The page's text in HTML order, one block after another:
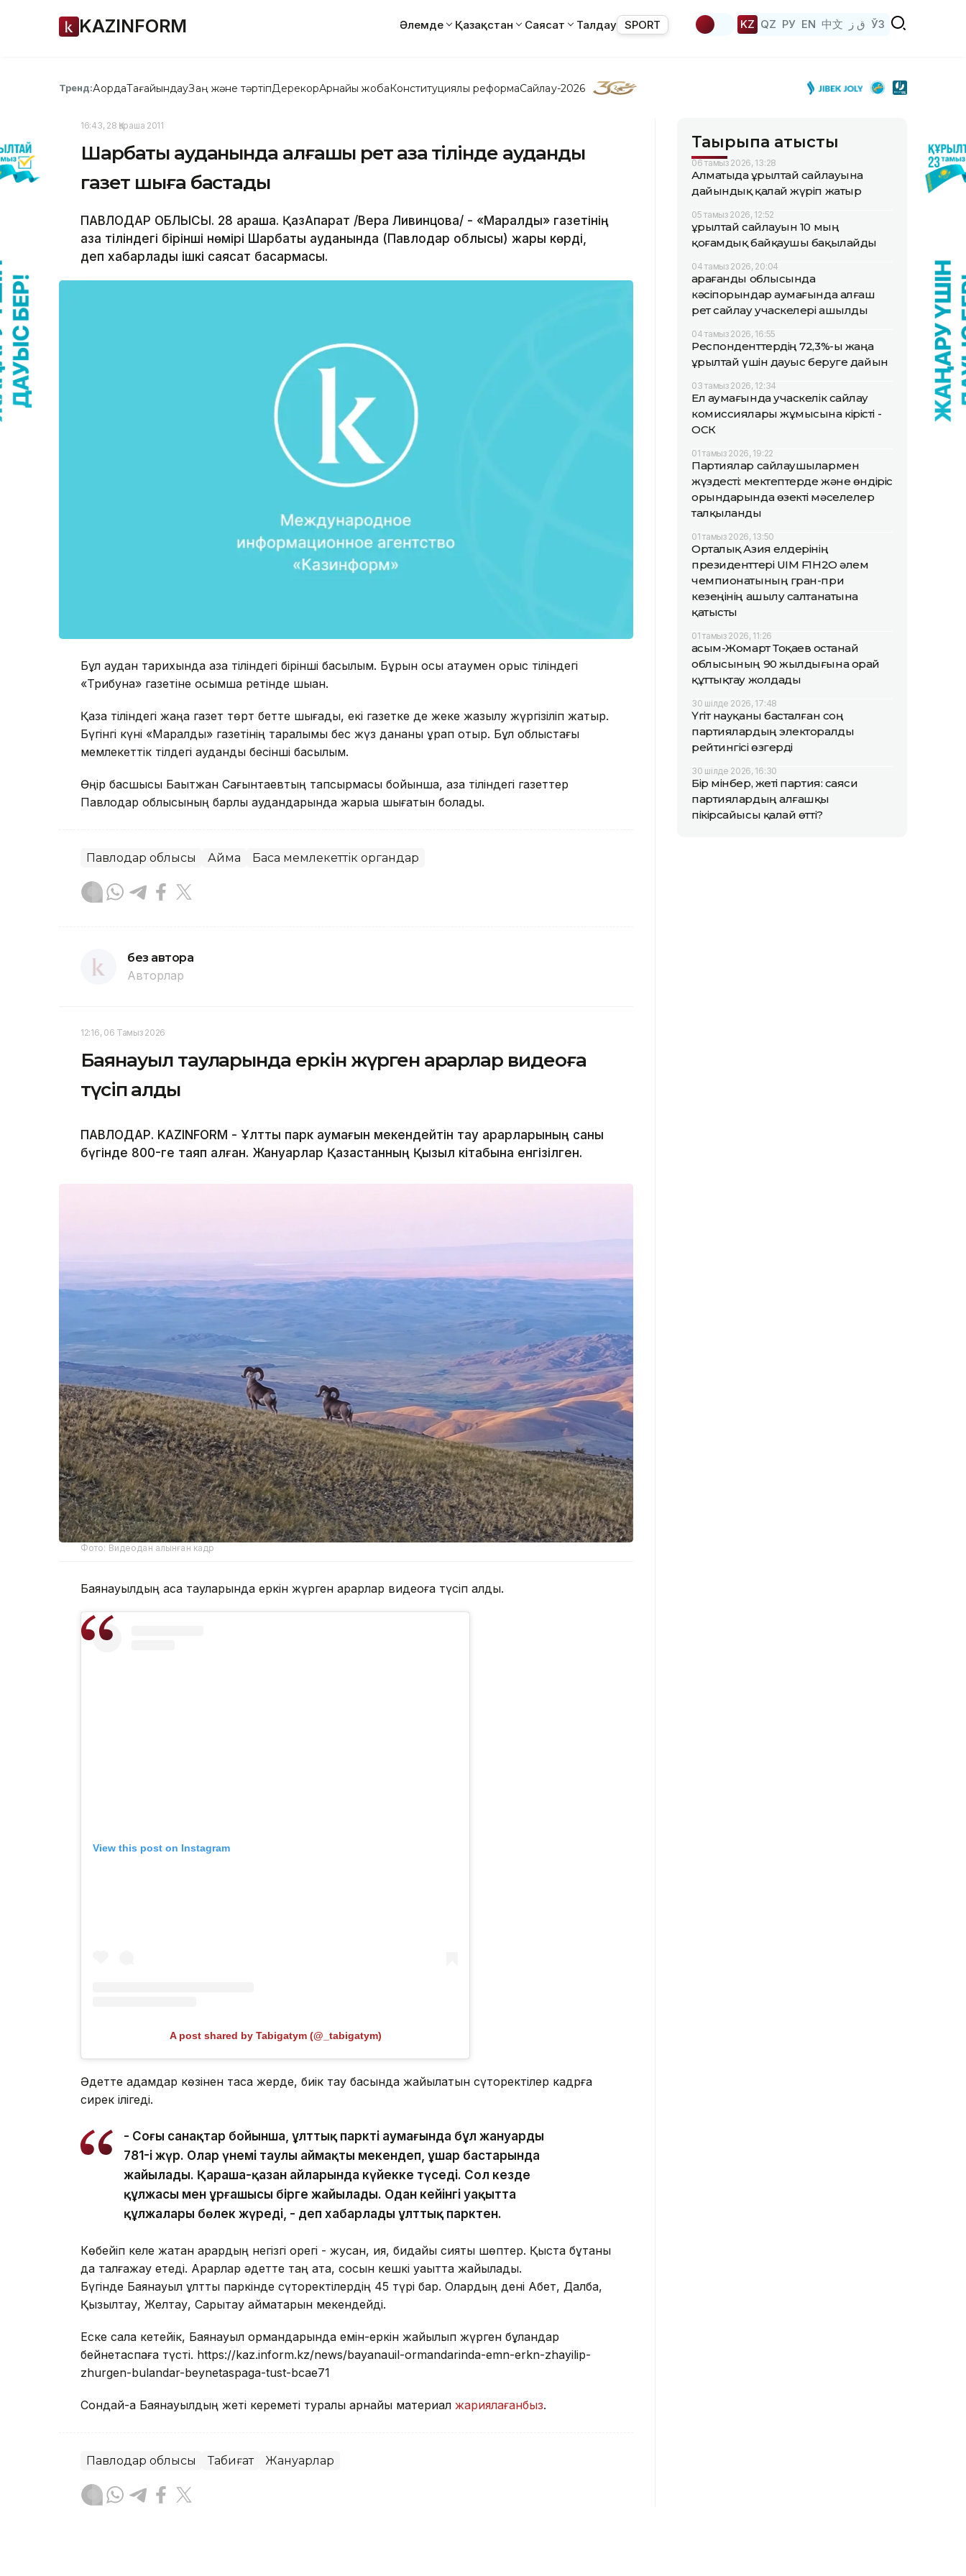
KAZINFORM Әлемде Қазақстан Саясат Талдау SPORT KZ QZ РУ EN 中文 ق ز ЎЗ
Тренд:АқордаТағайындауЗаң және тәртіпДерекқорАрнайы жобаКонституциялық реформаСайлау-2026
16:43, 28 Қараша 2011
Шарбақты ауданында алғашқы рет қазақ тілінде аудандық
газет шыға бастады
ПАВЛОДАР ОБЛЫСЫ. 28 қараша. ҚазАқпарат /Вера Ливинцова/ - «Маралды» газетінің
қазақ тіліндегі бірінші нөмірі Шарбақты ауданында (Павлодар облысы) жарық көрді,
деп хабарлады ішкі саясат басқармасы.
Бұл аудан тарихында қазақ тіліндегі бірінші басылым. Бұрын осы атаумен орыс тіліндегі
«Трибуна» газетіне қосымша ретінде шыққан.
Қазақ тіліндегі жаңа газет төрт бетте шығады, екі газетке де жеке жазылу жүргізіліп жатыр.
Бүгінгі күні «Маралды» газетінің таралымы бес жүз дананы құрап отыр. Бұл облыстағы
мемлекеттік тілдегі аудандық бесінші басылым.
Өңір басшысы Бақытжан Сағынтаевтың тапсырмасы бойынша, қазақ тіліндегі газеттер
Павлодар облысының барлық аудандарында жарыққа шығатын болады.
Павлодар облысы Аймақ Басқа мемлекеттік органдар
без автора
Авторлар
12:16, 06 Тамыз 2026
Баянауыл тауларында еркін жүрген арқарлар видеоға
түсіп қалды
ПАВЛОДАР. KAZINFORM - Ұлттық парк аумағын мекендейтін тау арқарларының саны
бүгінде 800-ге таяп қалған. Жануарлар Қазақстанның Қызыл кітабына енгізілген.
Фото: Видеодан алынған кадр
Баянауылдың асқақ тауларында еркін жүрген арқарлар видеоға түсіп қалды.
View this post on Instagram
A post shared by Tabigatym (@_tabigatym)
Әдетте адамдар көзінен таса жерде, биік тау басында жайылатын сүтқоректілер кадрға
сирек ілігеді.
- Соңғы санақтар бойынша, ұлттық парктің аумағында бұл жануардың
781-і жүр. Олар үнемі таулы аймақты мекендеп, ұшар бастарында
жайылады. Қараша-қазан айларында күйекке түседі. Сол кезде
құлжасы мен ұрғашысы бірге жайылады. Одан кейінгі уақытта
құлжалары бөлек жүреді, - деп хабарлады ұлттық парктен.
Көбейіп келе жатқан арқардың негізгі қорегі - жусан, қияқ, бидайық сияқты шөптер. Қыста бұтаны
да талғажау етеді. Арқарлар әдетте таң ата, сосын кешкі уақытта жайылады.
Бүгінде Баянауыл ұлттық паркінде сүтқоректілердің 45 түрі бар. Олардың дені Ақбет, Далба,
Қызылтау, Желтау, Сарытау аймақтарын мекендейді.
Еске сала кетейік, Баянауыл ормандарында емін-еркін жайылып жүрген бұландар
бейнетаспаға түсті. https://kaz.inform.kz/news/bayanauil-ormandarinda-emn-erkn-zhayilip-
zhurgen-bulandar-beynetaspaga-tust-bcae71
Сондай-ақ Баянауылдың жеті кереметі туралы арнайы материал жариялағанбыз.
Павлодар облысы Табиғат Жануарлар
Тақырыпқа қатысты
06 тамыз 2026, 13:28
Алматыда Құрылтай сайлауына
дайындық қалай жүріп жатыр
05 тамыз 2026, 12:52
Құрылтай сайлауын 10 мың
қоғамдық байқаушы бақылайды
04 тамыз 2026, 20:04
Қарағанды облысында
кәсіпорындар аумағында алғаш
рет сайлау учаскелері ашылды
04 тамыз 2026, 16:55
Респонденттердің 72,3%-ы жаңа
Құрылтай үшін дауыс беруге дайын
03 тамыз 2026, 12:34
Ел аумағында учаскелік сайлау
комиссиялары жұмысына кірісті -
ОСК
01 тамыз 2026, 19:22
Партиялар сайлаушылармен
жүздесті: мектептерде және өндіріс
орындарында өзекті мәселелер
талқыланды
01 тамыз 2026, 13:50
Орталық Азия елдерінің
президенттері UIM F1H2O әлем
чемпионатының гран-при
кезеңінің ашылу салтанатына
қатысты
01 тамыз 2026, 11:26
Қасым-Жомарт Тоқаев Қостанай
облысының 90 жылдығына орай
құттықтау жолдады
30 шілде 2026, 17:48
Үгіт науқаны басталған соң
партиялардың электоралды
рейтингісі өзгерді
30 шілде 2026, 16:30
Бір мінбер, жеті партия: саяси
партиялардың алғашқы
пікірсайысы қалай өтті?